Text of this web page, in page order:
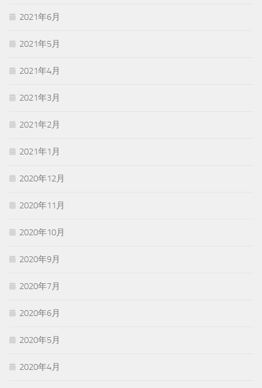
2021年6月
2021年5月
2021年4月
2021年3月
2021年2月
2021年1月
2020年12月
2020年11月
2020年10月
2020年9月
2020年7月
2020年6月
2020年5月
2020年4月